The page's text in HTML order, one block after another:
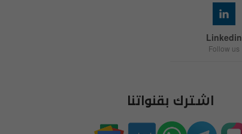
Linkedin
Follow us
اشترك بقنواتنا